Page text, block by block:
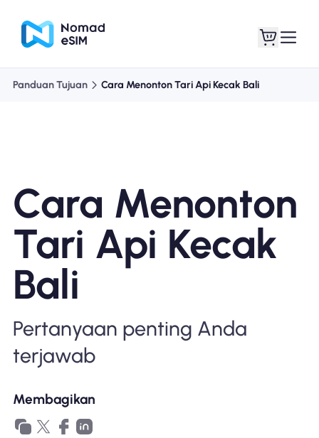
Paket Toko
Tentang eSIM
Mengapa Nomad eSIM
Menggunakan eSIM
Panduan Tujuan Cara Menonton Tari Api Kecak Bali
Cara Menonton
Tari Api Kecak
Bali
Pertanyaan penting Anda
terjawab
Membagikan